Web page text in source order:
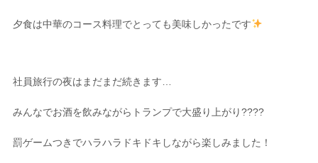
夕食は中華のコース料理でとっても美味しかったです
社員旅行の夜はまだまだ続きます…
みんなでお酒を飲みながらトランプで大盛り上がり????
罰ゲームつきでハラハラドキドキしながら楽しみました！